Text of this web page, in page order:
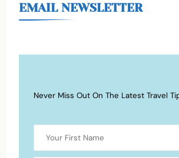
EMAIL NEWSLETTER
Never Miss Out On The Latest Travel